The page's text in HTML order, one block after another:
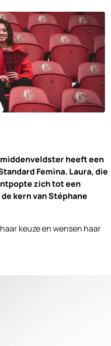
heeft een
Femina. Laura, die
zich tot een
kern van Stéphane
keuze en wensen haar